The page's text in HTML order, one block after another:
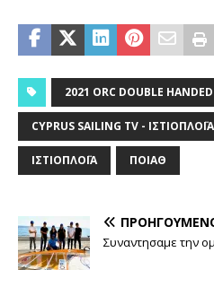
2021 ORC DOUBLE
CYPRUS SAILING TV -
ΙΣΤΙΟΠΛΟΪ́Α ΠΟΙΑΘ
Συναντησαμε την